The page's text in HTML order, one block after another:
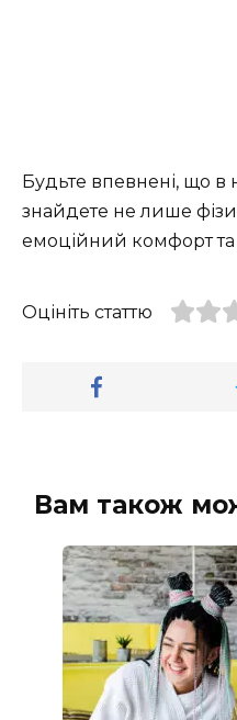
Будьте впевнені, що в
знайдете не лише
емоційний комфорт
Оцініть статтю
Вам також